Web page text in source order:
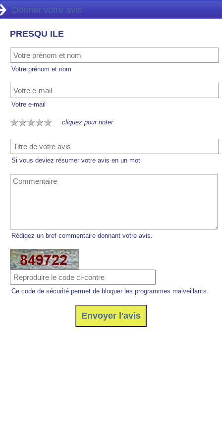
Donner votre avis
PRESQU ILE
Votre prénom et nom
Votre e-mail
cliquez pour noter
Si vous deviez résumer votre avis en un mot
Rédigez un bref commentaire donnant votre avis.
Ce code de sécurité permet de bloquer les programmes malveillants.